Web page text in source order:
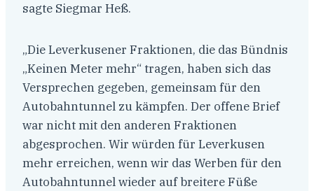
sagte Siegmar Heß.
„Die Leverkusener Fraktionen, die das Bündnis
„Keinen Meter mehr“ tragen, haben sich das
Versprechen gegeben, gemeinsam für den
Autobahntunnel zu kämpfen. Der offene Brief
war nicht mit den anderen Fraktionen
abgesprochen. Wir würden für Leverkusen
mehr erreichen, wenn wir das Werben für den
Autobahntunnel wieder auf breitere Füße